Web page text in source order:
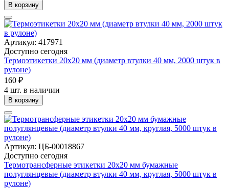
В корзину
Артикул: 417971
Доступно сегодня
Термоэтикетки 20х20 мм (диаметр втулки 40 мм, 2000 штук в
рулоне)
160 ₽
4 шт. в наличии
В корзину
Артикул: ЦБ-00018867
Доступно сегодня
Термотрансферные этикетки 20х20 мм бумажные
полуглянцевые (диаметр втулки 40 мм, круглая, 5000 штук в
рулоне)